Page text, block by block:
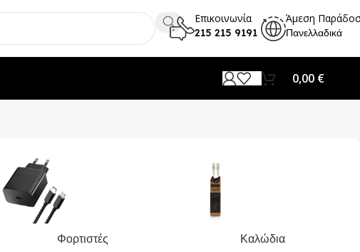
Επικοινωνία
215 215 9191
Άμεση
Πανελλαδικά
0,00 €
Φορτιστές Καλώδια